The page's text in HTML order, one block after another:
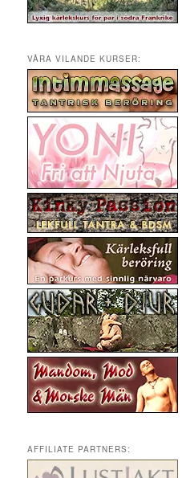
VÅRA VILANDE KURSER:
AFFILIATE PARTNERS: